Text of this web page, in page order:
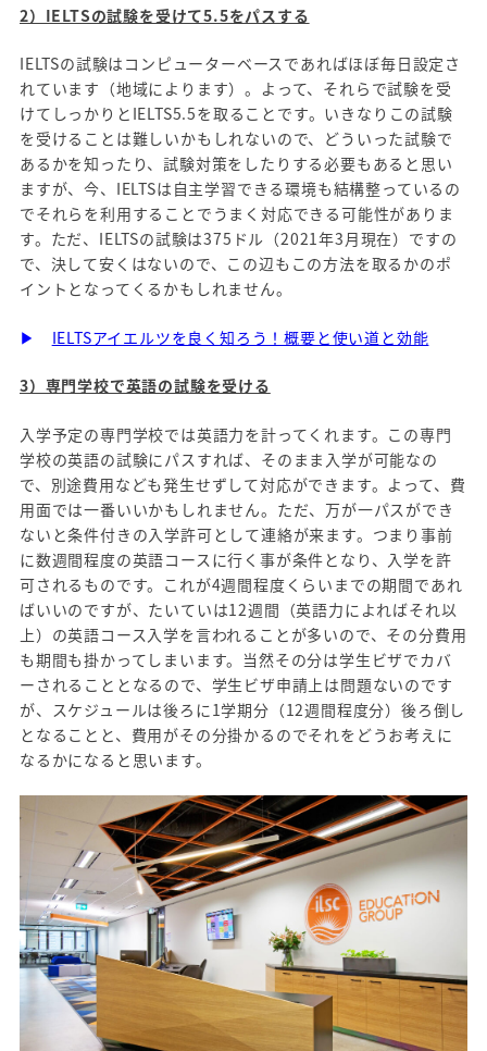
2）IELTSの試験を受けて5.5をパスする
IELTSの試験はコンピューターベースであればほぼ毎日設定さ
れています（地域によります）。よって、それらで試験を受
けてしっかりとIELTS5.5を取ることです。いきなりこの試験
を受けることは難しいかもしれないので、どういった試験で
あるかを知ったり、試験対策をしたりする必要もあると思い
ますが、今、IELTSは自主学習できる環境も結構整っているの
でそれらを利用することでうまく対応できる可能性がありま
す。ただ、IELTSの試験は375ドル（2021年3月現在）ですの
で、決して安くはないので、この辺もこの方法を取るかのポ
イントとなってくるかもしれません。
▶ IELTSアイエルツを良く知ろう！概要と使い道と効能
3）専門学校で英語の試験を受ける
入学予定の専門学校では英語力を計ってくれます。この専門
学校の英語の試験にパスすれば、そのまま入学が可能なの
で、別途費用なども発生せずして対応ができます。よって、費
用面では一番いいかもしれません。ただ、万が一パスができ
ないと条件付きの入学許可として連絡が来ます。つまり事前
に数週間程度の英語コースに行く事が条件となり、入学を許
可されるものです。これが4週間程度くらいまでの期間であれ
ばいいのですが、たいていは12週間（英語力によればそれ以
上）の英語コース入学を言われることが多いので、その分費用
も期間も掛かってしまいます。当然その分は学生ビザでカバ
ーされることとなるので、学生ビザ申請上は問題ないのです
が、スケジュールは後ろに1学期分（12週間程度分）後ろ倒し
となることと、費用がその分掛かるのでそれをどうお考えに
なるかになると思います。